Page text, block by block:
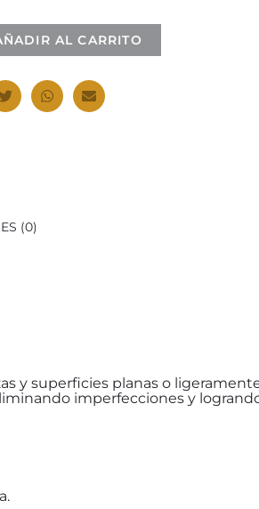
AL CARRITO
(0)
y superficies planas o
imperfecciones y